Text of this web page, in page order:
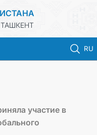
RU
участие в